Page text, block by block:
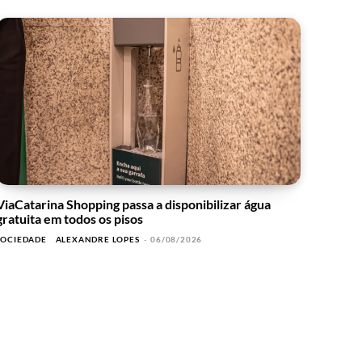
Shopping passa a disponibilizar água
em todos os pisos
ALEXANDRE LOPES - 06/08/2026